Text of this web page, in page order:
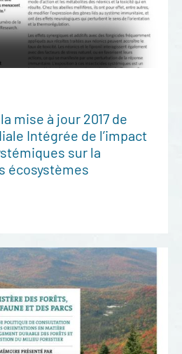
mise à jour 2017 de
Intégrée de l’impact
sur la
écosystèmes